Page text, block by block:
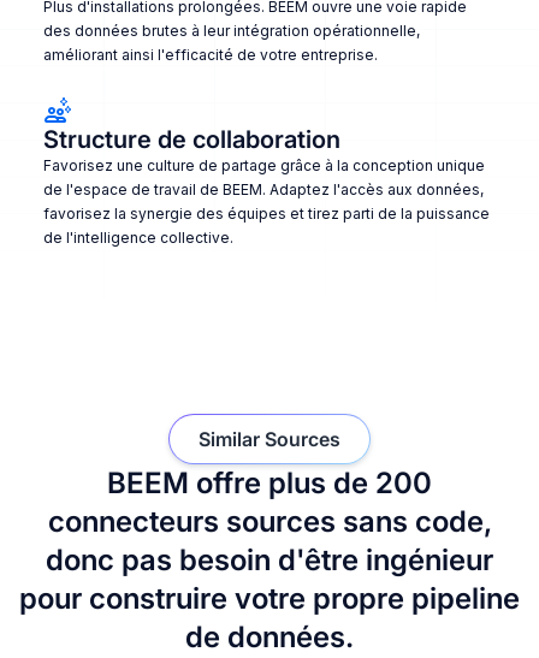
Plus d'installations prolongées. BEEM ouvre une voie rapide
des données brutes à leur intégration opérationnelle,
améliorant ainsi l'efficacité de votre entreprise.
Structure de collaboration
Favorisez une culture de partage grâce à la conception unique
de l'espace de travail de BEEM. Adaptez l'accès aux données,
favorisez la synergie des équipes et tirez parti de la puissance
de l'intelligence collective.
BEEM offre plus de 200
connecteurs sources sans code,
donc pas besoin d'être ingénieur
pour construire votre propre pipeline
de données.
Similar Sources